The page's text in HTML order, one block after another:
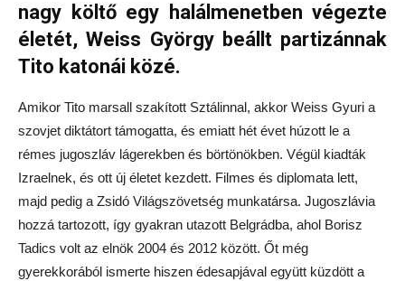
nagy költő egy halálmenetben végezte
életét, Weiss György beállt partizánnak
Tito katonái közé.
Amikor Tito marsall szakított Sztálinnal, akkor Weiss Gyuri a
szovjet diktátort támogatta, és emiatt hét évet húzott le a
rémes jugoszláv lágerekben és börtönökben. Végül kiadták
Izraelnek, és ott új életet kezdett. Filmes és diplomata lett,
majd pedig a Zsidó Világszövetség munkatársa. Jugoszlávia
hozzá tartozott, így gyakran utazott Belgrádba, ahol Borisz
Tadics volt az elnök 2004 és 2012 között. Őt még
gyerekkorából ismerte hiszen édesapjával együtt küzdött a